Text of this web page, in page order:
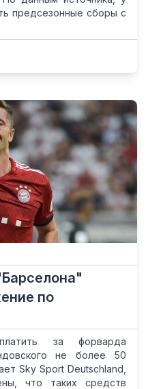
предсезонные сборы с
по
за форварда
не более 50
Sky Sport Deutschland,
что таких средств